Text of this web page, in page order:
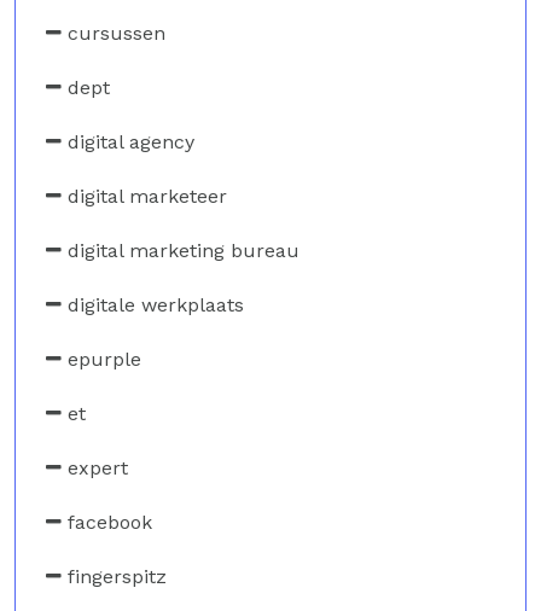
cursussen
dept
digital agency
digital marketeer
digital marketing bureau
digitale werkplaats
epurple
et
expert
facebook
fingerspitz